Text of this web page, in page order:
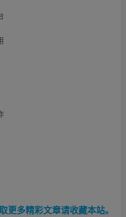
更多精彩文章请收藏本站。